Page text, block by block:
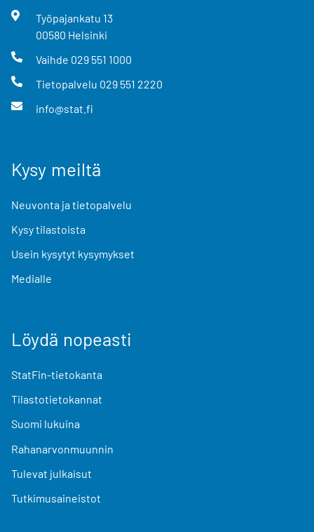
Työpajankatu 13
00580 Helsinki
Vaihde 029 551 1000
Tietopalvelu 029 551 2220
info@stat.fi
Kysy meiltä
Neuvonta ja tietopalvelu
Kysy tilastoista
Usein kysytyt kysymykset
Medialle
Löydä nopeasti
StatFin-tietokanta
Tilastotietokannat
Suomi lukuina
Rahanarvonmuunnin
Tulevat julkaisut
Tutkimusaineistot